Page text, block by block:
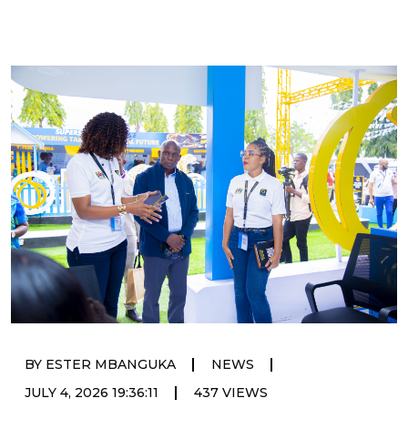
BY ESTER MBANGUKA | NEWS |
JULY 4, 2026 19:36:11 | 437 VIEWS